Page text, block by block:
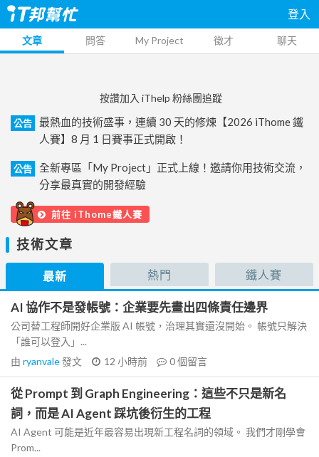
登入
文章 問答 My Project 徵才 聊天
按讚加入 iThelp 粉絲團追蹤
公告
最熱血的技術盛事，連續 30 天的修煉【2026 iThome 鐵
人賽】8 月 1 日賽事正式開啟！
公告
全新專區「My Project」正式上線！邀請你用技術交流，
分享最真實的開發經驗
前往 iThome鐵人賽
技術文章
最新 熱門 鐵人賽
AI 協作不是發帳號：企業要先畫出四條責任邊界
公司替工程師開好企業版 AI 帳號，治理其實還沒開始。 帳號只解決
「誰可以登入」...
由 ryanvale發文 12 小時前 0個留言
從 Prompt 到 Graph Engineering：這些不只是新名
詞，而是 AI Agent 踩坑後衍生的工程
AI Agent 可能是近年最容易出現新工程名詞的領域。 我們才剛學會
Prom...